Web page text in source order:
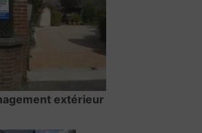
extérieur